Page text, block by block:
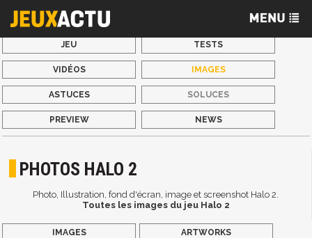
JEU TESTS
VIDÉOS IMAGES
ASTUCES SOLUCES
PREVIEW NEWS
PHOTOS HALO 2
Photo, Illustration, fond d'écran, image et screenshot Halo 2.
Toutes les images du jeu Halo 2
IMAGES ARTWORKS